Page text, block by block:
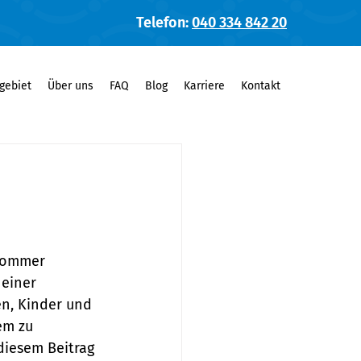
Telefon:040 334 842 20
Über uns FAQ Blog Karriere Kontakt
Kinder und
zu
Beitrag